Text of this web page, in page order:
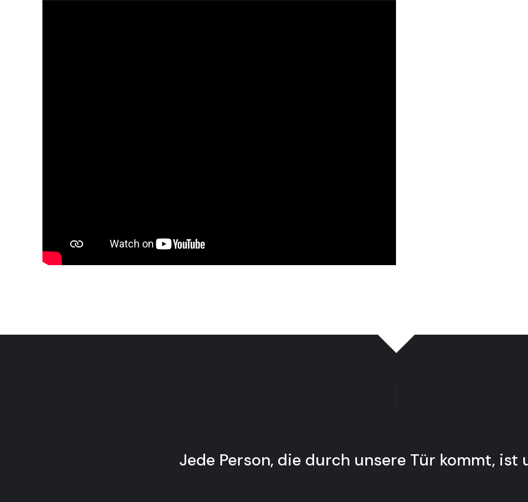
Jede Person, die durch unsere Tür kommt, ist